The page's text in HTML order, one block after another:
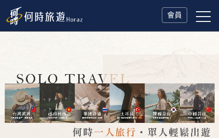
會員